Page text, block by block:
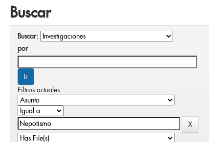
Buscar
Buscar:
por
Filtros actuales: